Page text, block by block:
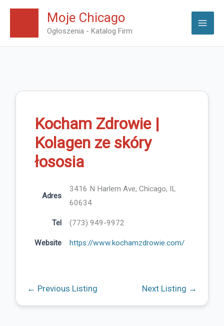
Skip
Moje Chicago
Ogłoszenia - Katalog Firm
Kocham Zdrowie |
Kolagen ze skóry
łososia
Adres
3416 N Harlem Ave, Chicago, IL
60634
Tel (773) 949-9972
Website https://www.kochamzdrowie.com/
← Previous Listing Next Listing →